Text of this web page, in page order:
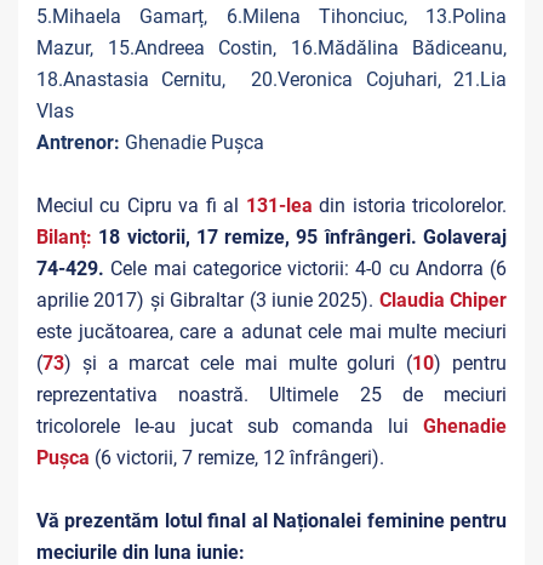
5.Mihaela Gamarț, 6.Milena Tihonciuc, 13.Polina
Mazur, 15.Andreea Costin, 16.Mădălina Bădiceanu,
18.Anastasia Cernitu, 20.Veronica Cojuhari, 21.Lia
Vlas
Antrenor: Ghenadie Pușca
Meciul cu Cipru va fi al 131-lea din istoria tricolorelor.
Bilanț: 18 victorii, 17 remize, 95 înfrângeri. Golaveraj
74-429. Cele mai categorice victorii: 4-0 cu Andorra (6
aprilie 2017) și Gibraltar (3 iunie 2025). Claudia Chiper
este jucătoarea, care a adunat cele mai multe meciuri
(73) și a marcat cele mai multe goluri (10) pentru
reprezentativa noastră. Ultimele 25 de meciuri
tricolorele le-au jucat sub comanda lui Ghenadie
Pușca (6 victorii, 7 remize, 12 înfrângeri).
Vă prezentăm lotul final al Naționalei feminine pentru
meciurile din luna iunie: